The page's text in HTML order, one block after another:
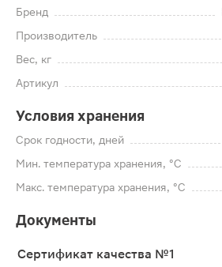
Бренд
Производитель
Вес, кг
Артикул
Условия хранения
Срок годности, дней
Мин. температура хранения, °C
Макс. температура хранения, °C
Документы
Сертификат качества №1